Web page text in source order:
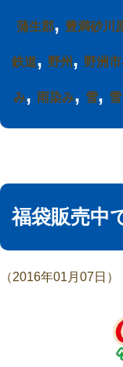
蒲生郡, 豊満砂川
鉄道, 野州 , 野洲
み, 雨染み, 雪,
福袋販売中
（2016年01月07日）